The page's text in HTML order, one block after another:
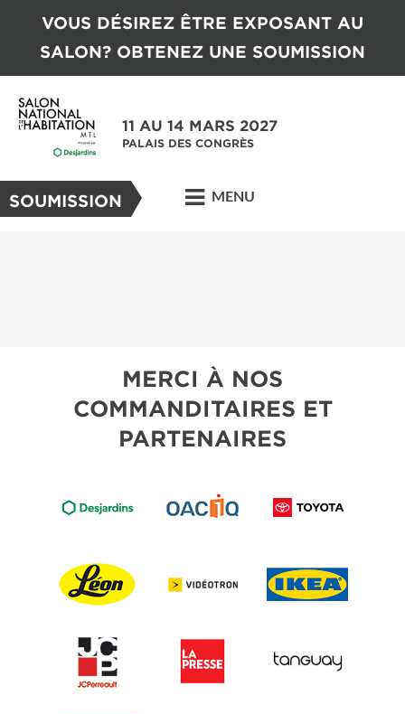
VOUS DÉSIREZ ÊTRE EXPOSANT AU
SALON? OBTENEZ UNE SOUMISSION
11 AU 14 MARS 2027
PALAIS DES CONGRÈS
SOUMISSION MENU
MERCI À NOS
COMMANDITAIRES ET
PARTENAIRES